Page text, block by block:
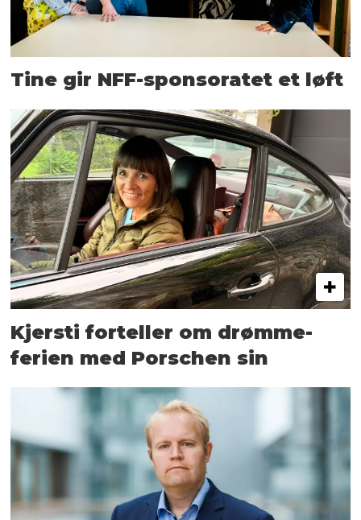
Tine gir NFF-sponsoratet et løft
Kjersti forteller om drømme­
ferien med Porschen sin